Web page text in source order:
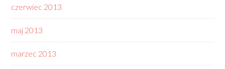
czerwiec 2013
maj 2013
marzec 2013